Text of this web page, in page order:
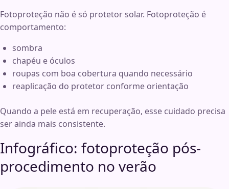
Fotoproteção não é só protetor solar. Fotoproteção é
comportamento:
sombra
chapéu e óculos
roupas com boa cobertura quando necessário
reaplicação do protetor conforme orientação
Quando a pele está em recuperação, esse cuidado precisa
ser ainda mais consistente.
Infográfico: fotoproteção pós-
procedimento no verão